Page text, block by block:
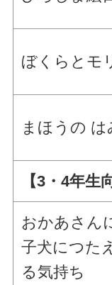
ぼくらとモ
まほうの は
【3・4年生
おかあさん
子犬につた
る気持ち